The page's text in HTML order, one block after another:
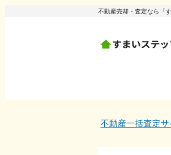
不動産売却・査定なら「
不動産一括査定サ